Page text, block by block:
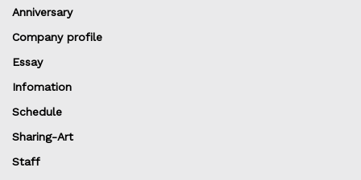
Anniversary
Company profile
Essay
Infomation
Schedule
Sharing-Art
Staff